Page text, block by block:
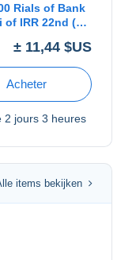
Rials of Bank
of IRR 22nd (
serial no.
(390501-390600) 63BX1
± 11,44 $US
Acheter
2 jours 3 heures
items bekijken